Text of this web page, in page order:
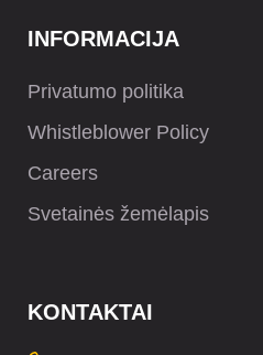
INFORMACIJA
Privatumo politika
Whistleblower Policy
Careers
Svetainės žemėlapis
KONTAKTAI